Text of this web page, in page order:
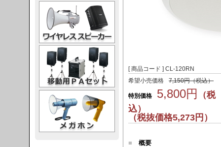
[ 商品コード ] CL-120RN
希望小売価格
7,150円（税込）
特別価格 5,800円 （税
込）
（税抜価格5,273円）
■ 概要